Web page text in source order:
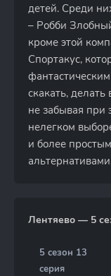
детей. Среди
– Робби
кроме этой
Спортакус,
скакать,
не забывая при
нелегком
и более
Лентяево — 5
5 сезон 13
серия